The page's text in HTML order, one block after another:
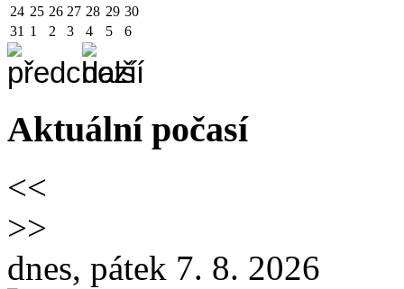
24 25 26 27 28 29 30
31 1 2 3 4 5 6
Aktuální počasí
<<
>>
dnes, pátek 7. 8. 2026